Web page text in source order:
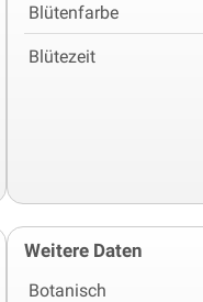
Blütenfarbe
Blütezeit
Weitere Daten
Botanisch